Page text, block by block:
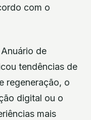
com o
de
tendências de
regeneração, o
digital ou o
mais